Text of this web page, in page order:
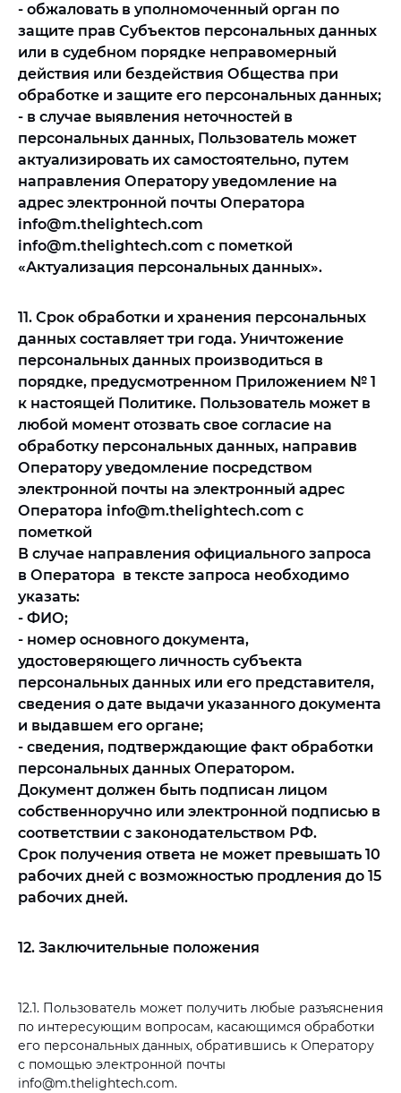
- обжаловать в уполномоченный орган по
защите прав Субъектов персональных данных
или в судебном порядке неправомерный
действия или бездействия Общества при
обработке и защите его персональных данных;
- в случае выявления неточностей в
персональных данных, Пользователь может
актуализировать их самостоятельно, путем
направления Оператору уведомление на
адрес электронной почты Оператора
info@m.thelightech.com
info@m.thelightech.com с пометкой
«Актуализация персональных данных».
11. Срок обработки и хранения персональных
данных составляет три года. Уничтожение
персональных данных производиться в
порядке, предусмотренном Приложением № 1
к настоящей Политике. Пользователь может в
любой момент отозвать свое согласие на
обработку персональных данных, направив
Оператору уведомление посредством
электронной почты на электронный адрес
Оператора info@m.thelightech.com с
пометкой
В случае направления официального запроса
в Оператора в тексте запроса необходимо
указать:
- ФИО;
- номер основного документа,
удостоверяющего личность субъекта
персональных данных или его представителя,
сведения о дате выдачи указанного документа
и выдавшем его органе;
- сведения, подтверждающие факт обработки
персональных данных Оператором.
Документ должен быть подписан лицом
собственноручно или электронной подписью в
соответствии с законодательством РФ.
Срок получения ответа не может превышать 10
рабочих дней с возможностью продления до 15
рабочих дней.
12. Заключительные положения
12.1. Пользователь может получить любые разъяснения
по интересующим вопросам, касающимся обработки
его персональных данных, обратившись к Оператору
с помощью электронной почты
info@m.thelightech.com.